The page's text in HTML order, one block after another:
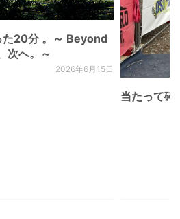
20分 。～ Beyond
次へ。～
2026年6月15日
当たって砕